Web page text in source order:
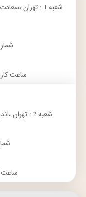
شعبه 1 : تهران
شماره
ساعت کاری: 10 تا 21 -
شعبه 2 : تهران ،اندرزگو ، خیابان سلیمی شمالی ، پلاک 119
ساعت کاری: 11